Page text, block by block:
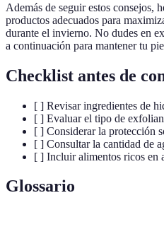
Además de seguir estos consejos,
productos adecuados para
durante el invierno. No dudes en
a continuación para mantener tu
Checklist antes de
[ ] Revisar ingredientes de
[ ] Evaluar el tipo de
[ ] Considerar la protección
[ ] Consultar la cantidad de
[ ] Incluir alimentos ricos en
Glossario